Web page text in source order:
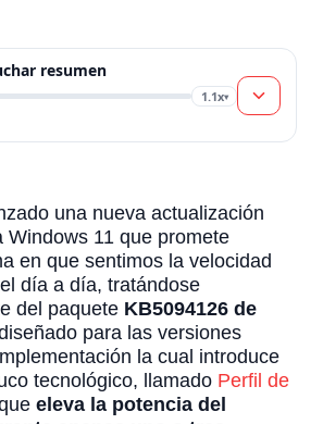
resumen
1.1x▾
una nueva actualización
Windows 11 que promete
en que sentimos la velocidad
día a día, tratándose
del paquete KB5094126 de
para las versiones
la cual introduce
tecnológico, llamado Perfil de
eleva la potencia del